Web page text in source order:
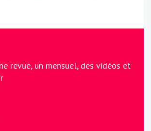
revue, un mensuel, des vidéos et